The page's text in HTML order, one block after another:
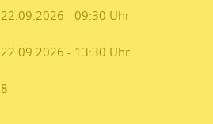
22.09.2026 - 09:30
22.09.2026 - 13:30
8